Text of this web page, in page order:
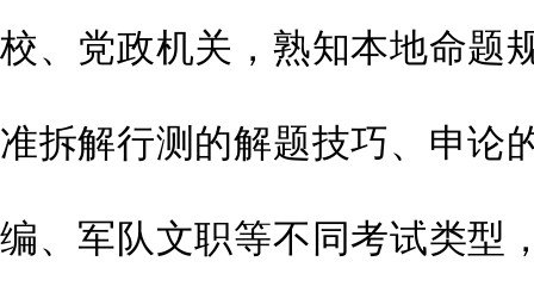
校、党政机关，熟知本地命题
准拆解行测的解题技巧、申论
编、军队文职等不同考试类型